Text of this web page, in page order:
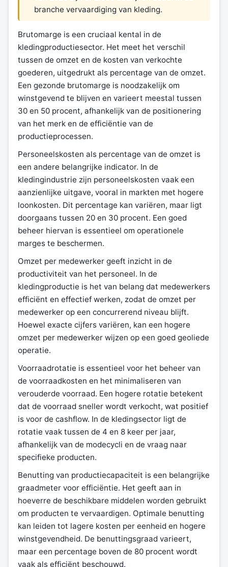
branche vervaardiging van kleding.
Brutomarge is een cruciaal kental in de
kledingproductiesector. Het meet het verschil
tussen de omzet en de kosten van verkochte
goederen, uitgedrukt als percentage van de omzet.
Een gezonde brutomarge is noodzakelijk om
winstgevend te blijven en varieert meestal tussen
30 en 50 procent, afhankelijk van de positionering
van het merk en de efficiëntie van de
productieprocessen.
Personeelskosten als percentage van de omzet is
een andere belangrijke indicator. In de
kledingindustrie zijn personeelskosten vaak een
aanzienlijke uitgave, vooral in markten met hogere
loonkosten. Dit percentage kan variëren, maar ligt
doorgaans tussen 20 en 30 procent. Een goed
beheer hiervan is essentieel om operationele
marges te beschermen.
Omzet per medewerker geeft inzicht in de
productiviteit van het personeel. In de
kledingproductie is het van belang dat medewerkers
efficiënt en effectief werken, zodat de omzet per
medewerker op een concurrerend niveau blijft.
Hoewel exacte cijfers variëren, kan een hogere
omzet per medewerker wijzen op een goed geoliede
operatie.
Voorraadrotatie is essentieel voor het beheer van
de voorraadkosten en het minimaliseren van
verouderde voorraad. Een hogere rotatie betekent
dat de voorraad sneller wordt verkocht, wat positief
is voor de cashflow. In de kledingsector ligt de
rotatie vaak tussen de 4 en 8 keer per jaar,
afhankelijk van de modecycli en de vraag naar
specifieke producten.
Benutting van productiecapaciteit is een belangrijke
graadmeter voor efficiëntie. Het geeft aan in
hoeverre de beschikbare middelen worden gebruikt
om producten te vervaardigen. Optimale benutting
kan leiden tot lagere kosten per eenheid en hogere
winstgevendheid. De benuttingsgraad varieert,
maar een percentage boven de 80 procent wordt
vaak als efficiënt beschouwd.